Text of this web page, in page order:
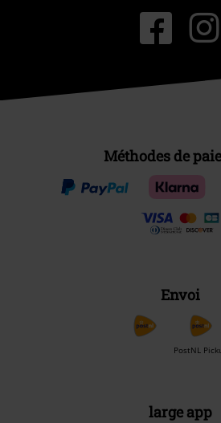
Méthodes de
Envoi
PostNL
large app